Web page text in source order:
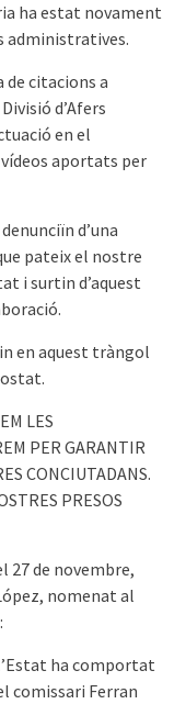
ha estat novament
administratives.
de citacions a
d’Afers
en el
vídeos aportats per
d’una
pateix el nostre
i surtin d’aquest
en aquest tràngol
LES
PER GARANTIR
CONCIUTADANS.
PRESOS
27 de novembre,
nomenat al
ha comportat
comissari Ferran